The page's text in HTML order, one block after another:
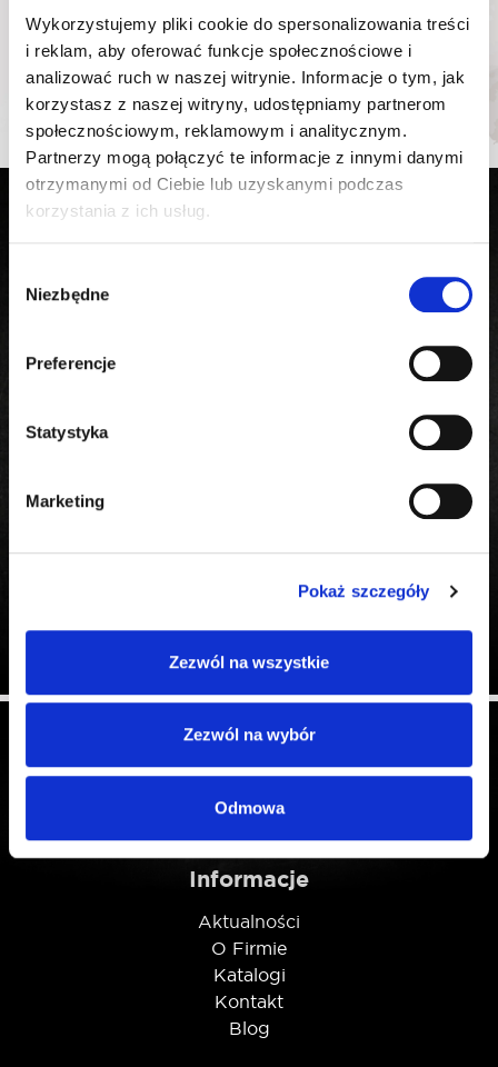
Wykorzystujemy pliki cookie do spersonalizowania treści
i reklam, aby oferować funkcje społecznościowe i
analizować ruch w naszej witrynie. Informacje o tym, jak
korzystasz z naszej witryny, udostępniamy partnerom
społecznościowym, reklamowym i analitycznym.
Partnerzy mogą połączyć te informacje z innymi danymi
otrzymanymi od Ciebie lub uzyskanymi podczas
korzystania z ich usług.
zgody
Niezbędne
Preferencje
Statystyka
Marketing
Pokaż szczegóły
Zezwól na wszystkie
Zezwól na wybór
Odmowa
Kto jest z nami – ten korzysta!
Zapraszamy.
Bądź na bieżąco! Zapisz się do
Wyrażam zgodę na przetwarzanie przez AUTO PARTNER S.A.
moich danych osobowych, podanych w treści formularza
marketingu bezpośredniego przez AUTO PARTNER S.A., także
przy użyciu automatycznych systemów wywołujących,
szczególności komputery, których jestem użytkownikiem
Informacje
Aktualności
O Firmie
Katalogi
Kontakt
Blog